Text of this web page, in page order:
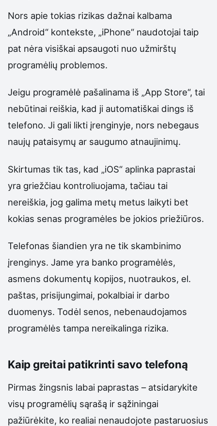
Nors apie tokias rizikas dažnai kalbama
„Android“ kontekste, „iPhone“ naudotojai taip
pat nėra visiškai apsaugoti nuo užmirštų
programėlių problemos.
Jeigu programėlė pašalinama iš „App Store“, tai
nebūtinai reiškia, kad ji automatiškai dings iš
telefono. Ji gali likti įrenginyje, nors nebegaus
naujų pataisymų ar saugumo atnaujinimų.
Skirtumas tik tas, kad „iOS“ aplinka paprastai
yra griežčiau kontroliuojama, tačiau tai
nereiškia, jog galima metų metus laikyti bet
kokias senas programėles be jokios priežiūros.
Telefonas šiandien yra ne tik skambinimo
įrenginys. Jame yra banko programėlės,
asmens dokumentų kopijos, nuotraukos, el.
paštas, prisijungimai, pokalbiai ir darbo
duomenys. Todėl senos, nebenaudojamos
programėlės tampa nereikalinga rizika.
Kaip greitai patikrinti savo telefoną
Pirmas žingsnis labai paprastas – atsidarykite
visų programėlių sąrašą ir sąžiningai
pažiūrėkite, ko realiai nenaudojote pastaruosius